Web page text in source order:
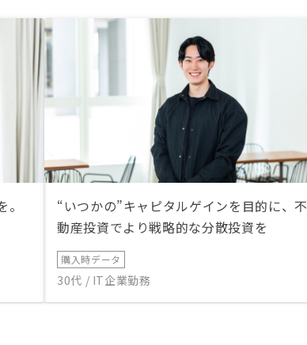
“いつかの”キャピタルゲインを目的に、不
動産投資でより戦略的な分散投資を
購入時データ
30代 / IT企業勤務